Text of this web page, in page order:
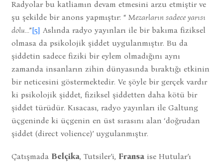
Radyolar bu katliamın devam etmesini arzu etmiştir ve
şu şekilde bir anons yapmıştır: “ Mezarların sadece yarısı
dolu…”[5] Aslında radyo yayınları ile bir bakıma fiziksel
olmasa da psikolojik şiddet uygulanmıştır. Bu da
şiddetin sadece fiziki bir eylem olmadığını aynı
zamanda insanların zihin dünyasında bıraktığı etkinin
bir neticesini göstermektedir. Ve şöyle bir gerçek vardır
ki psikolojik şiddet, fiziksel şiddetten daha kötü bir
şiddet türüdür. Kısacası, radyo yayınları ile Galtung
üçgeninde ki üçgenin en üst sırasını alan ‘doğrudan
şiddet (direct volience)’ uygulanmıştır.
Çatışmada Belçika, Tutsiler’i, Fransaise Hutular’ı